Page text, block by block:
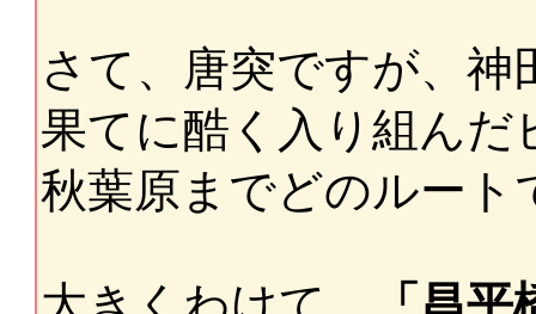
さて、唐突ですが、
果てに酷く入り組ん
秋葉原までどのルート